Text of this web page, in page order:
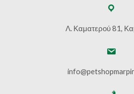
Λ. Καματερού 81,